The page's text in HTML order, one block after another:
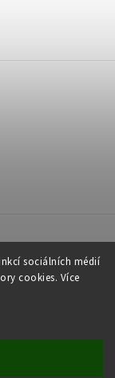
sociálních médií
cookies. Více